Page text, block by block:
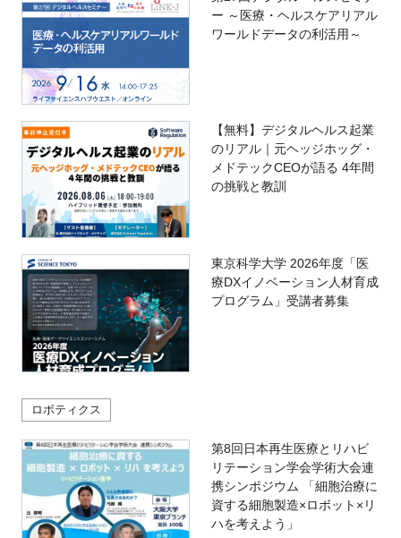
ー ～医療・ヘルスケアリアル
ワールドデータの利活用～
【無料】デジタルヘルス起業
のリアル｜元ヘッジホッグ・
メドテックCEOが語る 4年間
の挑戦と教訓
東京科学大学 2026年度「医
療DXイノベーション人材育成
プログラム」受講者募集
ロボティクス
第8回日本再生医療とリハビ
リテーション学会学術大会連
携シンポジウム 「細胞治療に
資する細胞製造×ロボット×リ
ハを考えよう」